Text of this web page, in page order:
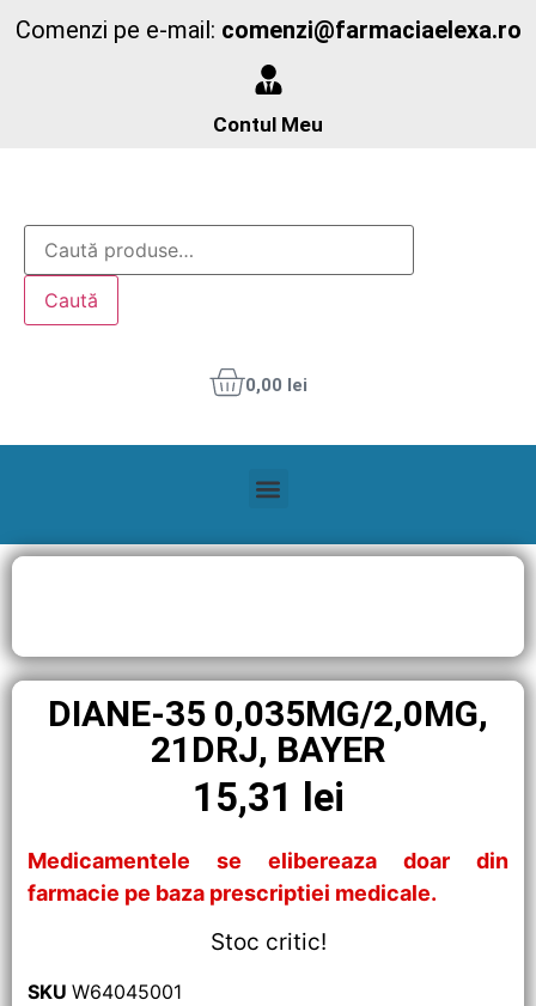
Comenzi pe e-mail: comenzi@farmaciaelexa.ro
Contul Meu
Caută
0,00 lei
DIANE-35 0,035MG/2,0MG,
21DRJ, BAYER
15,31 lei
Medicamentele se elibereaza doar din
farmacie pe baza prescriptiei medicale.
Stoc critic!
SKU W64045001